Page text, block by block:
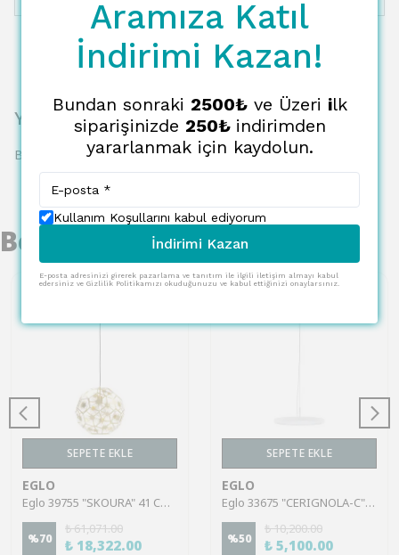
Yorumlar
Bu ürün için henüz yorum yapılmamış.
Benzer Ürünler
SEPETE EKLE
EGLO
Eglo 39755 "SKOURA" 41 Cm Çapında Çelik Siyah, Pirinç Sarkıt Avize
%70
₺ 61,071.00
₺ 18,322.00
SEPETE EKLE
EGLO
Eglo 33675 "CERIGNOLA-C" 40 Cm Çapında Çelik, Alüminyum Sarkıt Avize
%50
₺ 10,200.00
₺ 5,100.00
Aramıza Katıl
İndirimi Kazan!
Bundan sonraki 2500₺ve Üzeri ilk
siparişinizde 250₺ indirimden
yararlanmak için kaydolun.
Kullanım Koşullarını kabul ediyorum
İndirimi Kazan
E-posta adresinizi girerek pazarlama ve tanıtım ile ilgili iletişim almayı kabul
edersiniz ve Gizlilik Politikamızı okuduğunuzu ve kabul ettiğinizi onaylarsınız.